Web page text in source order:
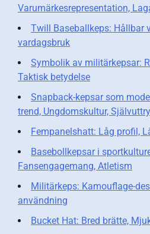
Varumärkesrepresentation,
Twill Baseballkeps: Hållbar
vardagsbruk
Symbolik av militärkepsar:
Taktisk betydelse
Snapback-kepsar som
trend, Ungdomskultur,
Fempanelshatt: Låg profil,
Basebollkepsar i
Fansengagemang, Atletism
Militärkeps: Kamouflage-
användning
Bucket Hat: Bred brätte,